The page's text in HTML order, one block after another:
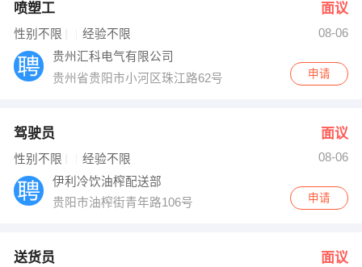
喷塑工 面议
性别不限 经验不限
08-06
贵州汇科电气有限公司
贵州省贵阳市小河区珠江路62号
申请
驾驶员 面议
性别不限 经验不限
08-06
伊利冷饮油榨配送部
贵阳市油榨街青年路106号
申请
送货员 面议